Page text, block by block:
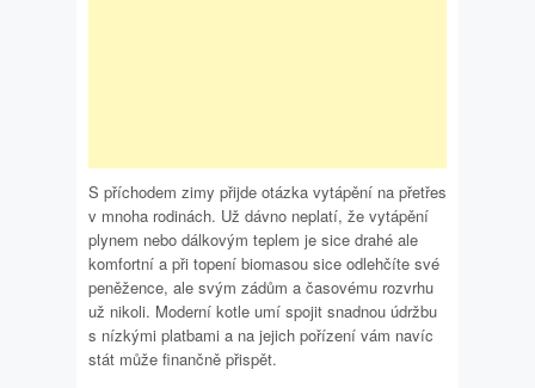
S příchodem zimy přijde otázka vytápění na přetřes
v mnoha rodinách. Už dávno neplatí, že vytápění
plynem nebo dálkovým teplem je sice drahé ale
komfortní a při topení biomasou sice odlehčíte své
peněžence, ale svým zádům a časovému rozvrhu
už nikoli. Moderní kotle umí spojit snadnou údržbu
s nízkými platbami a na jejich pořízení vám navíc
stát může finančně přispět.